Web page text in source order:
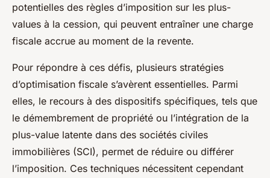
potentielles des règles d’imposition sur les plus-
values à la cession, qui peuvent entraîner une charge
fiscale accrue au moment de la revente.
Pour répondre à ces défis, plusieurs stratégies
d’optimisation fiscale s’avèrent essentielles. Parmi
elles, le recours à des dispositifs spécifiques, tels que
le démembrement de propriété ou l’intégration de la
plus-value latente dans des sociétés civiles
immobilières (SCI), permet de réduire ou différer
l’imposition. Ces techniques nécessitent cependant